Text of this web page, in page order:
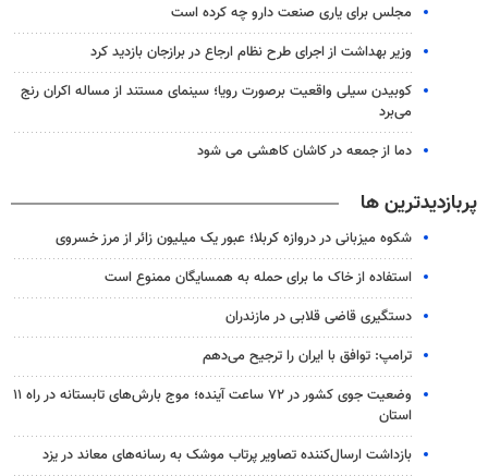
مجلس برای یاری صنعت دارو چه کرده است
وزیر بهداشت از اجرای طرح نظام ارجاع در برازجان بازدید کرد
کوبیدن سیلی واقعیت برصورت رویا؛ سینمای مستند از مساله اکران رنج
می‌برد
دما از جمعه در کاشان کاهشی می شود
پربازدیدترین ها
شکوه میزبانی در دروازه کربلا؛ عبور یک میلیون زائر از مرز خسروی
استفاده از خاک ما برای حمله به همسایگان ممنوع است
دستگیری قاضی قلابی در مازندران
ترامپ: توافق با ایران را ترجیح می‌دهم
وضعیت جوی کشور در ۷۲ ساعت آینده؛ موج بارش‌های تابستانه در راه ۱۱
استان
بازداشت ارسال‌کننده تصاویر پرتاب موشک به رسانه‌های معاند در یزد